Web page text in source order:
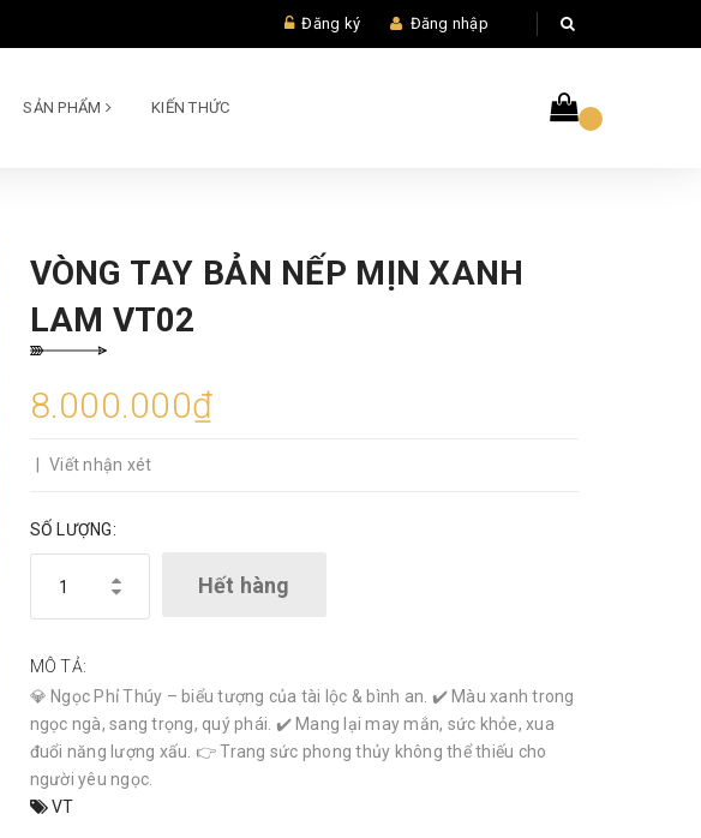
Đăng ký Đăng nhập
SẢN PHẨM KIẾN THỨC
VÒNG TAY BẢN NẾP MỊN XANH
LAM VT02
8.000.000₫
Viết nhận xét
SỐ LƯỢNG:
Hết hàng
MÔ TẢ:
💎 Ngọc Phỉ Thúy – biểu tượng của tài lộc & bình an. ✔️ Màu xanh trong
ngọc ngà, sang trọng, quý phái. ✔️ Mang lại may mắn, sức khỏe, xua
đuổi năng lượng xấu. 👉 Trang sức phong thủy không thể thiếu cho
người yêu ngọc.
VT